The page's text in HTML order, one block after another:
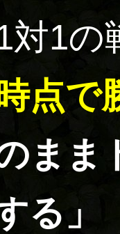
対1の
点で
のま
る」